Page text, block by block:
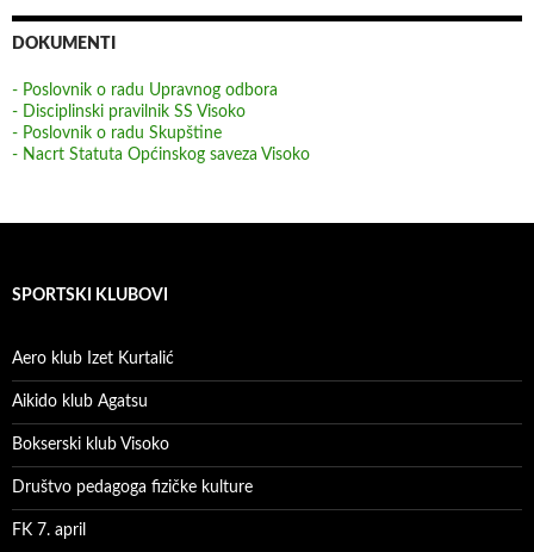
DOKUMENTI
- Poslovnik o radu Upravnog odbora
- Disciplinski pravilnik SS Visoko
- Poslovnik o radu Skupštine
- Nacrt Statuta Općinskog saveza Visoko
SPORTSKI KLUBOVI
Aero klub Izet Kurtalić
Aikido klub Agatsu
Bokserski klub Visoko
Društvo pedagoga fizičke kulture
FK 7. april